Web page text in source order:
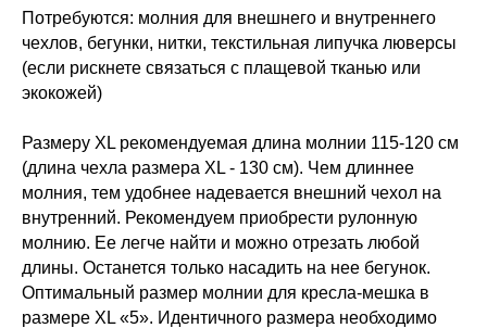
Потребуются: молния для внешнего и внутреннего
чехлов, бегунки, нитки, текстильная липучка люверсы
(если рискнете связаться с плащевой тканью или
экокожей)
Размеру XL рекомендуемая длина молнии 115-120 см
(длина чехла размера XL - 130 см). Чем длиннее
молния, тем удобнее надевается внешний чехол на
внутренний. Рекомендуем приобрести рулонную
молнию. Ее легче найти и можно отрезать любой
длины. Останется только насадить на нее бегунок.
Оптимальный размер молнии для кресла-мешка в
размере XL «5». Идентичного размера необходимо